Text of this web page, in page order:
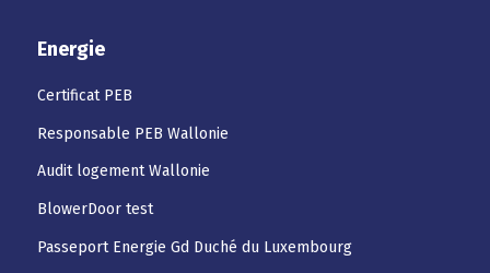
Energie
Certificat PEB
Responsable PEB Wallonie
Audit logement Wallonie
BlowerDoor test
Passeport Energie Gd Duché du Luxembourg